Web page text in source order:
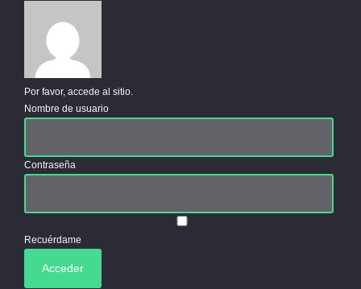
Por favor, accede al sitio.
Nombre de usuario
Contraseña
Recuérdame